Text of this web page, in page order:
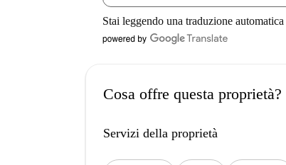
Stai leggendo una traduzione automatica
Cosa offre questa proprietà?
Servizi della proprietà